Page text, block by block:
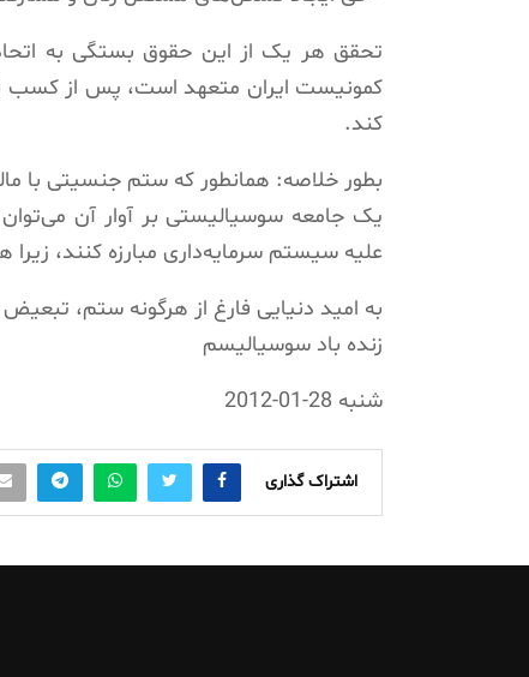
تحقق هر یک از این حقوق بستگی به
کمونیست ایران متعهد است، پس از کسب
کند.
بطور خلاصه: همانطور که ستم جنسیتی با
یک جامعە سوسیالیستی بر آوار آن می‌توان
علیه سیستم سرمایه‌داری مبارزه کنند،
به امید دنیایی فارغ از هرگونه ستم، تبعیض
زندە باد سوسیالیسم
شنبه 28-01-2012
اشتراک گذاری